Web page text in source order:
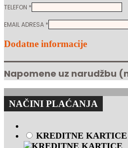
TELEFON *
EMAIL ADRESA *
Dodatne informacije
Napomene uz narudžbu
NAČINI PLAĆANJA
KREDITNE KARTICE